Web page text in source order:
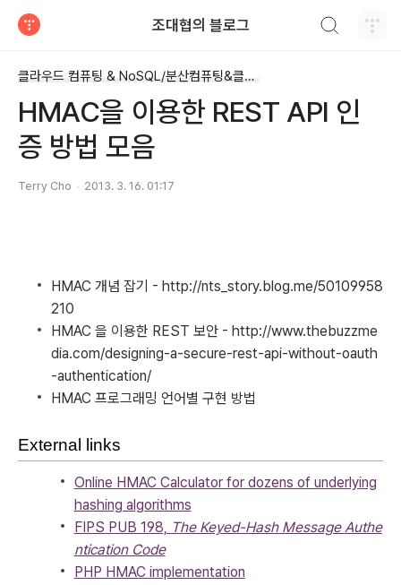
조대협의 블로그
클라우드 컴퓨팅 & NoSQL/분산컴퓨팅&클라우드
HMAC을 이용한 REST API 인
증 방법 모음
Terry Cho 2013. 3. 16. 01:17
HMAC 개념 잡기 - http://nts_story.blog.me/50109958
210
HMAC 을 이용한 REST 보안 - http://www.thebuzzme
dia.com/designing-a-secure-rest-api-without-oauth
-authentication/
HMAC 프로그래밍 언어별 구현 방법
External links
Online HMAC Calculator for dozens of underlying
hashing algorithms
FIPS PUB 198, The Keyed-Hash Message Authe
ntication Code
PHP HMAC implementation